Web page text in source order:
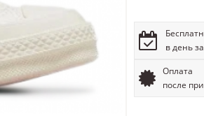
в день
Оплата
после